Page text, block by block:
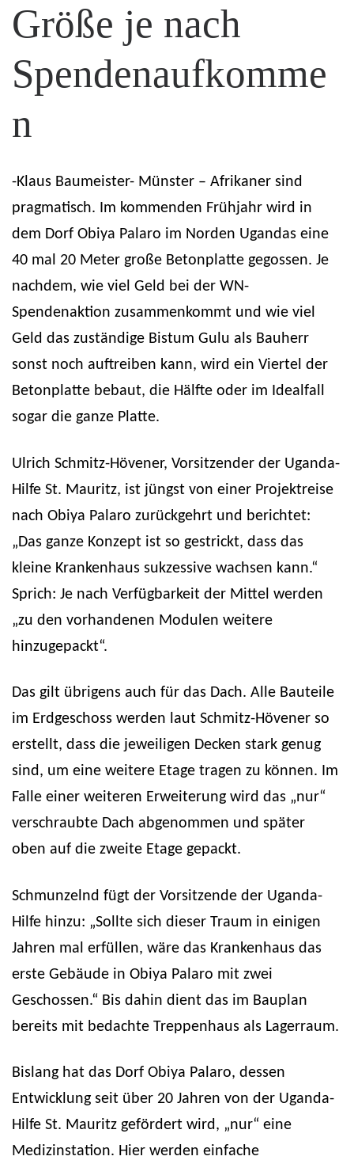
Größe je nach
Spendenaufkomme
n
-Klaus Baumeister- Münster – Afrikaner sind
pragmatisch. Im kommenden Frühjahr wird in
dem Dorf Obiya Palaro im Norden Ugandas eine
40 mal 20 Meter große Betonplatte gegossen. Je
nachdem, wie viel Geld bei der WN-
Spendenaktion zusammenkommt und wie viel
Geld das zuständige Bistum Gulu als Bauherr
sonst noch auftreiben kann, wird ein Viertel der
Betonplatte bebaut, die Hälfte oder im Idealfall
sogar die ganze Platte.
Ulrich Schmitz-Hövener, Vorsitzender der Uganda-
Hilfe St. Mauritz, ist jüngst von einer Projektreise
nach Obiya Palaro zurückgehrt und berichtet:
„Das ganze Konzept ist so gestrickt, dass das
kleine Krankenhaus sukzessive wachsen kann.“
Sprich: Je nach Verfügbarkeit der Mittel werden
„zu den vorhandenen Modulen weitere
hinzugepackt“.
Das gilt übrigens auch für das Dach. Alle Bauteile
im Erdgeschoss werden laut Schmitz-Hövener so
erstellt, dass die jeweiligen Decken stark genug
sind, um eine weitere Etage tragen zu können. Im
Falle einer weiteren Erweiterung wird das „nur“
verschraubte Dach abgenommen und später
oben auf die zweite Etage gepackt.
Schmunzelnd fügt der Vorsitzende der Uganda-
Hilfe hinzu: „Sollte sich dieser Traum in einigen
Jahren mal erfüllen, wäre das Krankenhaus das
erste Gebäude in Obiya Palaro mit zwei
Geschossen.“ Bis dahin dient das im Bauplan
bereits mit bedachte Treppenhaus als Lagerraum.
Bislang hat das Dorf Obiya Palaro, dessen
Entwicklung seit über 20 Jahren von der Uganda-
Hilfe St. Mauritz gefördert wird, „nur“ eine
Medizinstation. Hier werden einfache